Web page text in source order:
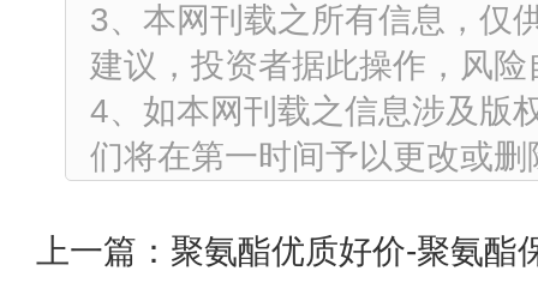
3、本网刊载之所有信息，仅
建议，投资者据此操作，风险
4、如本网刊载之信息涉及版
们将在第一时间予以更改或删
上一篇： 聚氨酯优质好价-聚氨酯